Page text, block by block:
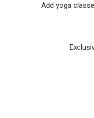
Add yoga